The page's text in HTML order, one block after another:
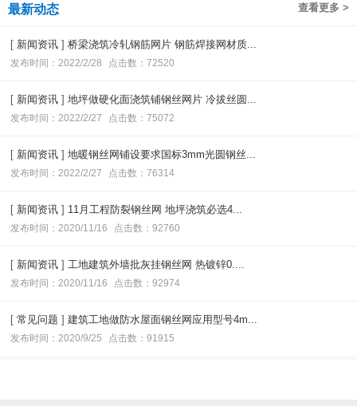
查看更多 >
最新动态
[ 新闻资讯 ] 桥梁浇筑冷轧钢筋网片 钢筋焊接网材质...
发布时间：2022/2/28 点击数：72520
[ 新闻资讯 ] 地坪做硬化面浇筑铺钢丝网片 冷拔丝圆...
发布时间：2022/2/27 点击数：75072
[ 新闻资讯 ] 地暖钢丝网铺设要求国标3mm光圆钢丝...
发布时间：2022/2/27 点击数：76314
[ 新闻资讯 ] 11月工程防裂钢丝网 地坪浇筑必选4...
发布时间：2020/11/16 点击数：92760
[ 新闻资讯 ] 工地建筑外墙批灰挂钢丝网 热镀锌0....
发布时间：2020/11/16 点击数：92974
[ 常见问题 ] 建筑工地做防水屋面钢丝网应用型号4m...
发布时间：2020/9/25 点击数：91915